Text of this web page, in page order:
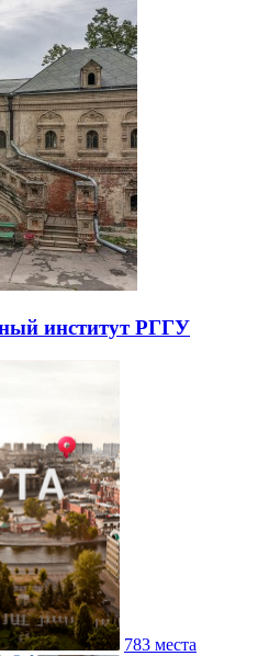
институт РГГУ
783 места